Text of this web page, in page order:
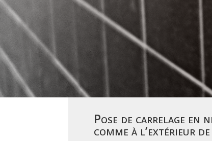
Pose de carrelage en
comme à l’extérieur